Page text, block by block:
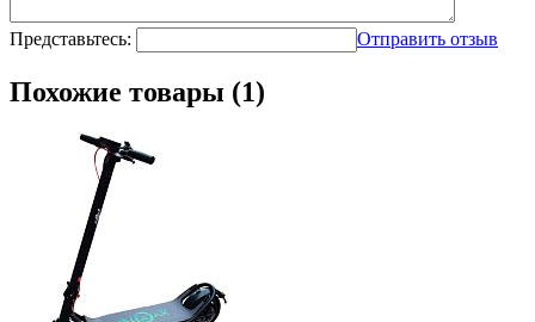
Представьтесь: Отправить отзыв
Похожие товары (1)